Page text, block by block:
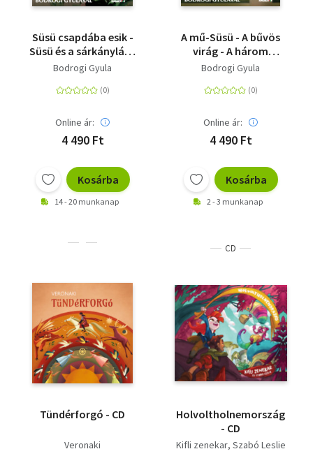
Süsü csapdába esik -
Süsü és a sárkánylány
- A három testvér -
Bergendy 5.
Bodrogi Gyula
Online ár:
4 490 Ft
Kosárba
14 - 20 munkanap
A mű-Süsü - A bűvös
virág - A három
kívánság - Csipkerózsa
Bergendy 4.
Bodrogi Gyula
Online ár:
4 490 Ft
Kosárba
2 - 3 munkanap
Tündérforgó - CD
Veronaki
CD
Holvoltholnemország
- CD
Kifli zenekar Szabó Leslie